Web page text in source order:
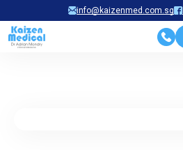
to
content
info@kaizenmed.com.sg